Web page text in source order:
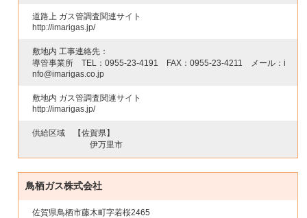
道路上 ガス管調査関連サイト
http://imarigas.jp/
敷地内 工事連絡先：
導管事業所 TEL：0955-23-4191 FAX：0955-23-4211 メール：i
nfo@imarigas.co.jp
敷地内 ガス管調査関連サイト
http://imarigas.jp/
供給区域
【佐賀県】
伊万里市
鳥栖ガス株式会社
佐賀県鳥栖市藤木町字若桜2465